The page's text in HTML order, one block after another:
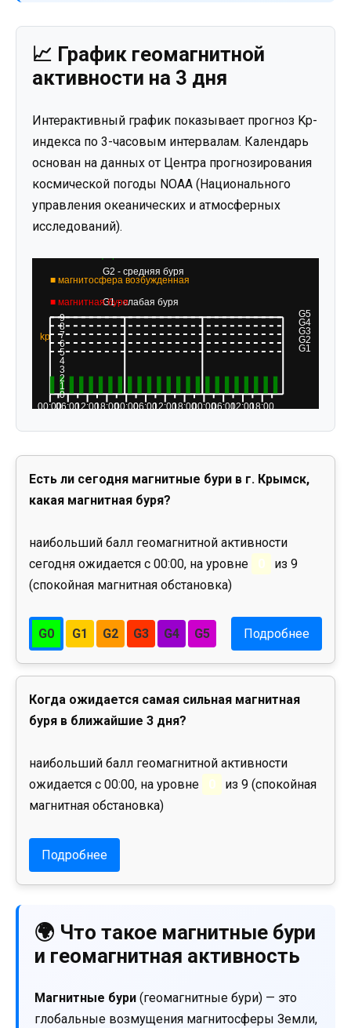
📈 График геомагнитной
активности на 3 дня
Интерактивный график показывает прогноз Kp-
индекса по 3-часовым интервалам. Календарь
основан на данных от Центра прогнозирования
космической погоды NOAA (Национального
управления океанических и атмосферных
исследований).
Есть ли сегодня магнитные бури в г. Крымск,
какая магнитная буря?
наибольший балл геомагнитной активности
сегодня ожидается с 00:00, на уровне
0
из 9
(спокойная магнитная обстановка)
G0 G1 G2 G3 G4 G5 Подробнее
Когда ожидается самая сильная магнитная
буря в ближайшие 3 дня?
наибольший балл геомагнитной активности
ожидается с 00:00, на уровне
0
из 9 (спокойная
магнитная обстановка)
Подробнее
🌍 Что такое магнитные бури
и геомагнитная активность
Магнитные бури (геомагнитные бури) — это
глобальные возмущения магнитосферы Земли,